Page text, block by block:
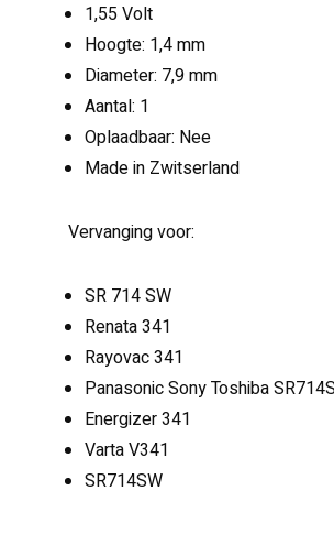
1,55 Volt
Hoogte: 1,4 mm
Diameter: 7,9 mm
Aantal: 1
Oplaadbaar: Nee
Made in Zwitserland
Vervanging voor:
SR 714 SW
Renata 341
Rayovac 341
Panasonic Sony Toshiba
Energizer 341
Varta V341
SR714SW